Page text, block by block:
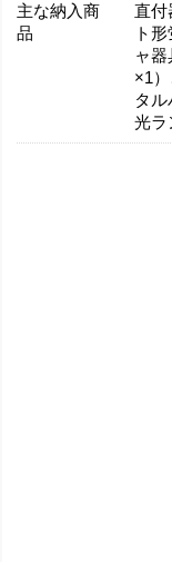
主な納入商
品
直付
ト
ャ
×1
タ
光ラ